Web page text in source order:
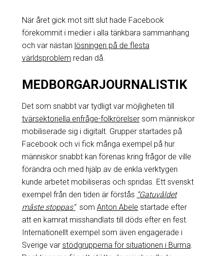
När året gick mot sitt slut hade Facebook
förekommit i medier i alla tänkbara sammanhang
och var nästan lösningen på de flesta
världsproblem redan då.
MEDBORGARJOURNALISTIK
Det som snabbt var tydligt var möjligheten till
tvärsektoriella enfråge-folkrörelsersom människor
mobiliserade sig i digitalt. Grupper startades på
Facebook och vi fick många exempel på hur
människor snabbt kan förenas kring frågor de ville
förändra och med hjälp av de enkla verktygen
kunde arbetet mobiliseras och spridas. Ett svenskt
exempel från den tiden är förstås ”Gatuvåldet
måste stoppas”som Anton Abele startade efter
att en kamrat misshandlats till döds efter en fest.
Internationellt exempel som även engagerade i
Sverige var stödgrupperna för situationen i Burma